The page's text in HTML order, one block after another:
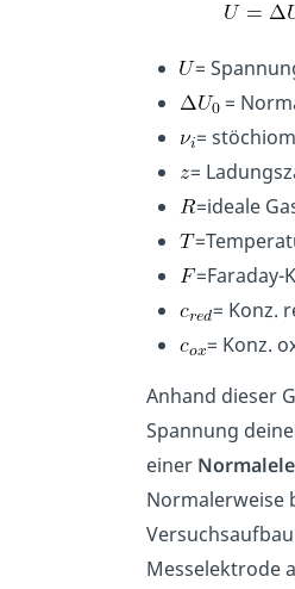
=
=
=
=
=ideale
=Faraday-
= Konz.
= Konz.
Anhand dieser
Spannung
einer
Normalerweise
Messelektrode